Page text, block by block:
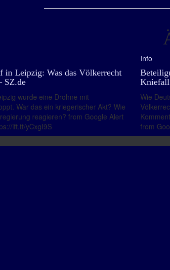
in Leipzig: Was das Völkerrecht
SZ.de
wurde eine Drohne mit
War das ein kriegerischer Akt? Wie
reagieren? from Google Alert
ift.tt/yCxgI9S
Info
Kniefall
Wie
from